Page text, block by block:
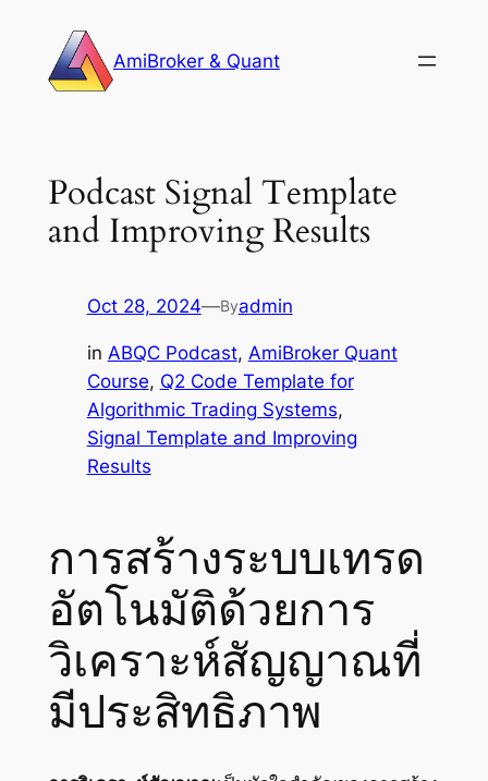
content
AmiBroker & Quant
Podcast Signal Template
and Improving Results
Oct 28, 2024—Byadmin
in ABQC Podcast, AmiBroker Quant
Course, Q2 Code Template for
Algorithmic Trading Systems
Signal Template and Improving
Results
การสร้างระบบเทรด
อัตโนมัติด้วยการ
วิเคราะห์สัญญาณที่
มีประสิทธิภาพ